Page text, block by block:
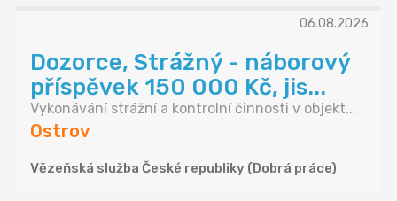
06.08.2026
Dozorce, Strážný - náborový
příspěvek 150 000 Kč, jis...
Vykonávání strážní a kontrolní činnosti v objekt...
Ostrov
Vězeňská služba České republiky (Dobrá práce)